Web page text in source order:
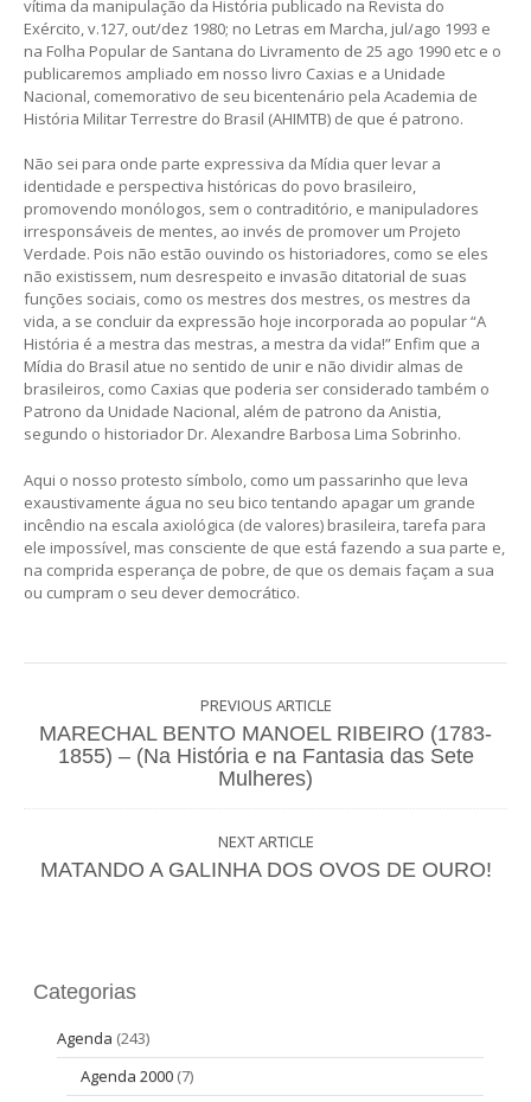
vítima da manipulação da História publicado na Revista do
Exército, v.127, out/dez 1980; no Letras em Marcha, jul/ago 1993 e
na Folha Popular de Santana do Livramento de 25 ago 1990 etc e o
publicaremos ampliado em nosso livro Caxias e a Unidade
Nacional, comemorativo de seu bicentenário pela Academia de
História Militar Terrestre do Brasil (AHIMTB) de que é patrono.
Não sei para onde parte expressiva da Mídia quer levar a
identidade e perspectiva históricas do povo brasileiro,
promovendo monólogos, sem o contraditório, e manipuladores
irresponsáveis de mentes, ao invés de promover um Projeto
Verdade. Pois não estão ouvindo os historiadores, como se eles
não existissem, num desrespeito e invasão ditatorial de suas
funções sociais, como os mestres dos mestres, os mestres da
vida, a se concluir da expressão hoje incorporada ao popular “A
História é a mestra das mestras, a mestra da vida!” Enfim que a
Mídia do Brasil atue no sentido de unir e não dividir almas de
brasileiros, como Caxias que poderia ser considerado também o
Patrono da Unidade Nacional, além de patrono da Anistia,
segundo o historiador Dr. Alexandre Barbosa Lima Sobrinho.
Aqui o nosso protesto símbolo, como um passarinho que leva
exaustivamente água no seu bico tentando apagar um grande
incêndio na escala axiológica (de valores) brasileira, tarefa para
ele impossível, mas consciente de que está fazendo a sua parte e,
na comprida esperança de pobre, de que os demais façam a sua
ou cumpram o seu dever democrático.
PREVIOUS ARTICLE
MARECHAL BENTO MANOEL RIBEIRO (1783-
1855) – (Na História e na Fantasia das Sete
Mulheres)
NEXT ARTICLE
MATANDO A GALINHA DOS OVOS DE OURO!
Categorias
Agenda (243)
Agenda 2000 (7)